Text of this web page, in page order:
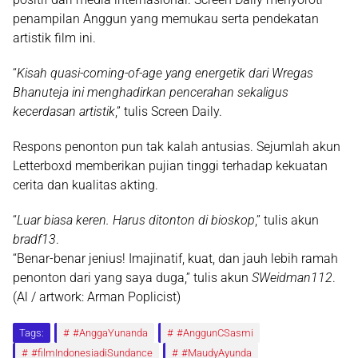
penampilan Anggun yang memukau serta pendekatan
artistik film ini.
“Kisah quasi-coming-of-age yang energetik dari Wregas
Bhanuteja ini menghadirkan pencerahan sekaligus
kecerdasan artistik” tulis Screen Daily.
Respons penonton pun tak kalah antusias. Sejumlah akun
Letterboxd memberikan pujian tinggi terhadap kekuatan
cerita dan kualitas akting.
“Luar biasa keren. Harus ditonton di bioskop” tulis akun
bradf13.
“Benar-benar jenius! Imajinatif, kuat, dan jauh lebih ramah
penonton dari yang saya duga” tulis akun SWeidman112.
(Al / artwork: Arman Poplicist)
Tags: #AnggaYunanda
#AnggunCSasmi
#filmIndonesiadiSundance
#MaudyAyunda